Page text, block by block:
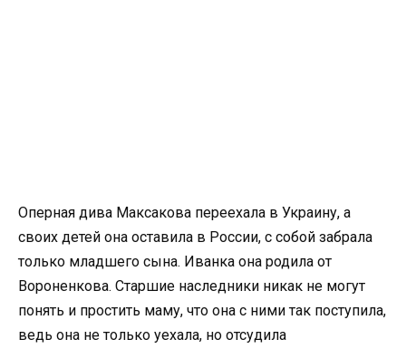
Оперная дива Максакова переехала в Украину, а
своих детей она оставила в России, с собой забрала
только младшего сына. Иванка она родила от
Вороненкова. Старшие наследники никак не могут
понять и простить маму, что она с ними так поступила,
ведь она не только уехала, но отсудила